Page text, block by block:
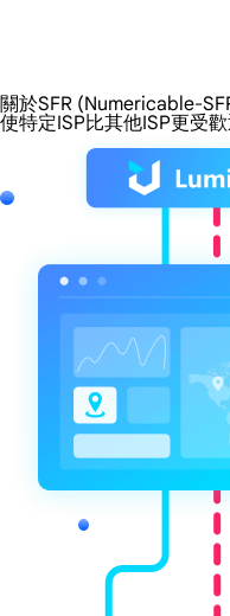
關於SFR (Numericable-
使特定ISP比其他ISP更受